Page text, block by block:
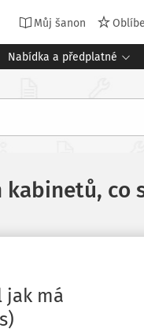
Můj šanon
Nabídka a předplatné
co
jak má